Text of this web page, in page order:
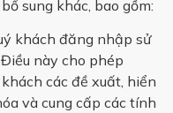
sung khác, bao gồm:
khách đăng nhập sử
này cho phép
các đề xuất, hiển
và cung cấp các tính